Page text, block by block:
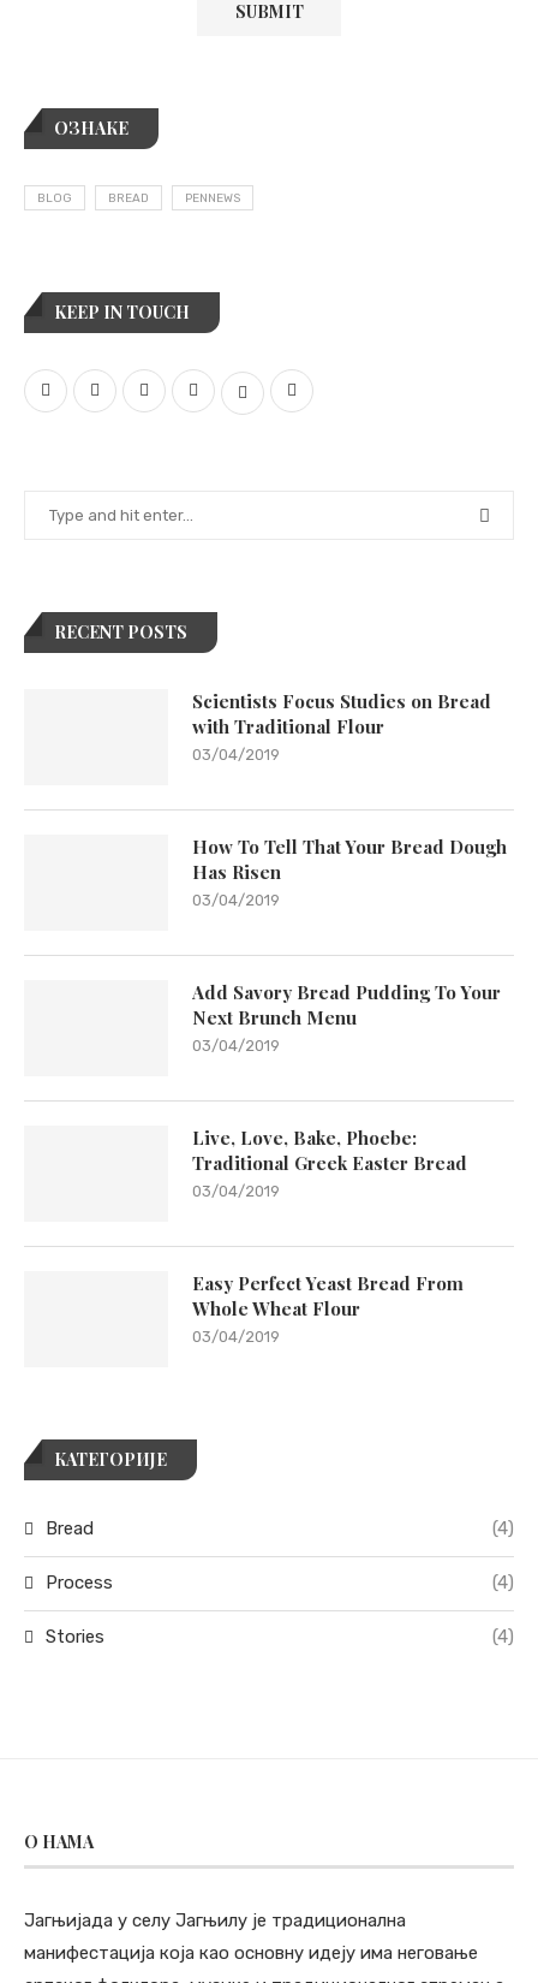
ОЗНАКЕ
BLOG BREAD PENNEWS
KEEP IN TOUCH
RECENT POSTS
Scientists Focus Studies on Bread
with Traditional Flour
03/04/2019
How To Tell That Your Bread Dough
Has Risen
03/04/2019
Add Savory Bread Pudding To Your
Next Brunch Menu
03/04/2019
Live, Love, Bake, Phoebe:
Traditional Greek Easter Bread
03/04/2019
Easy Perfect Yeast Bread From
Whole Wheat Flour
03/04/2019
КАТЕГОРИЈЕ
Bread (4)
Process (4)
Stories (4)
O НАМА
Јагњијада у селу Јагњилу је традиционална
манифестација која као основну идеју има неговање